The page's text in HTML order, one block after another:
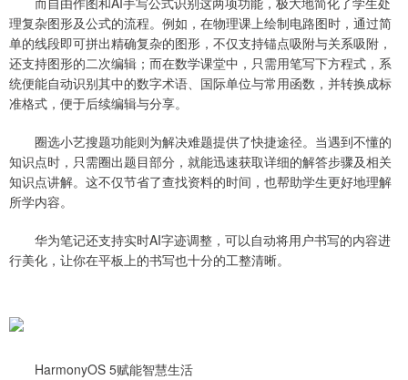
理复杂图形及公式的流程。例如，在物理课上绘制电路图时，通过简
单的线段即可拼出精确复杂的图形，不仅支持锚点吸附与关系吸附，
还支持图形的二次编辑；而在数学课堂中，只需用笔写下方程式，系
统便能自动识别其中的数字术语、国际单位与常用函数，并转换成标
准格式，便于后续编辑与分享。
圈选小艺搜题功能则为解决难题提供了快捷途径。当遇到不懂的
知识点时，只需圈出题目部分，就能迅速获取详细的解答步骤及相关
知识点讲解。这不仅节省了查找资料的时间，也帮助学生更好地理解
所学内容。
华为笔记还支持实时AI字迹调整，可以自动将用户书写的内容进
行美化，让你在平板上的书写也十分的工整清晰。
HarmonyOS 5赋能智慧生活